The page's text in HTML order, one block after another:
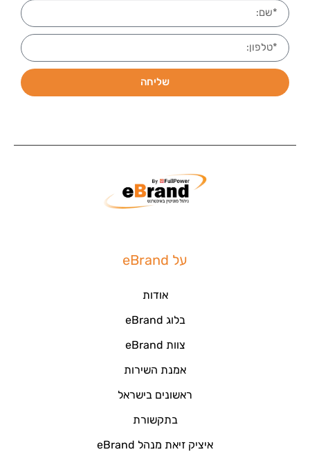
שליחה
על eBrand
אודות
בלוג eBrand
צוות eBrand
אמנת השירות
ראשונים בישראל
בתקשורת
איציק זיאת מנהל eBrand